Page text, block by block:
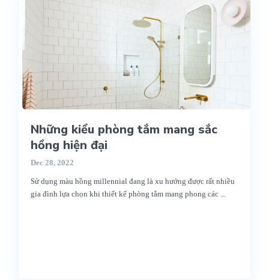
Những kiểu phòng tắm mang sắc
hồng hiện đại
Dec 28, 2022
Sử dụng màu hồng millennial đang là xu hướng được rất nhiều
gia đình lựa chọn khi thiết kế phòng tắm mang phong các ...